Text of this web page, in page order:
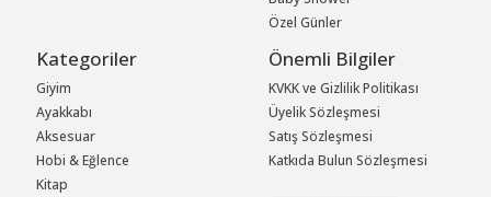
Özel Günler
Kategoriler
Giyim
Ayakkabı
Aksesuar
Hobi & Eğlence
Kitap
Önemli Bilgiler
KVKK ve Gizlilik Politikası
Üyelik Sözleşmesi
Satış Sözleşmesi
Katkıda Bulun Sözleşmesi